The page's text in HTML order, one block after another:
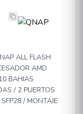
128G-
ALL FLASH
AMD
BAHIAS
/ 2 PUERTOS
/ MONTAJE